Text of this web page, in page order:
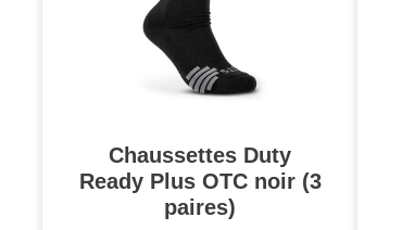
Chaussettes Duty
Ready Plus OTC noir (3
paires)